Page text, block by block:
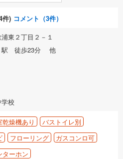
件) コメント（3件）
東２丁目２－１
駅 徒歩23分 他
校
乾燥機あり
バストイレ別
フローリング
ガスコンロ可
ターホン